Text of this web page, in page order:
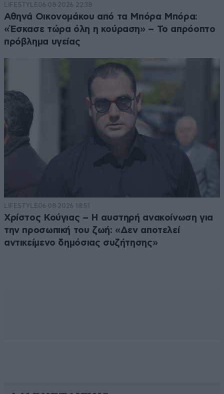
LIFESTYLE06·08·2026 22:38
Αθηνά Οικονομάκου από τα Μπόρα Μπόρα:
«Έσκασε τώρα όλη η κούραση» – Το απρόοπτο
πρόβλημα υγείας
LIFESTYLE06·08·2026 18:51
Χρίστος Κούγιας – Η αυστηρή ανακοίνωση για
την προσωπική του ζωή: «Δεν αποτελεί
αντικείμενο δημόσιας συζήτησης»